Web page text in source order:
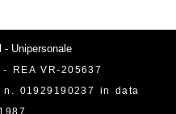
Unipersonale
REA VR-205637
n. 01929190237 in data